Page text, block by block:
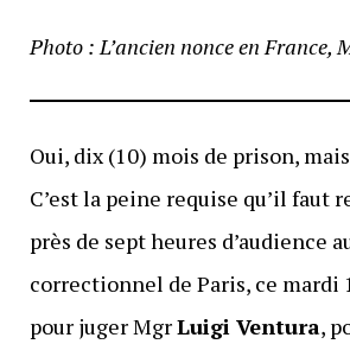
Photo : L’ancien nonce en France,
Oui, dix (10) mois de prison,
C’est la peine requise qu’il faut
près de sept heures d’audience
correctionnel de Paris, ce mardi
pour juger MgrLuigi Ventura,